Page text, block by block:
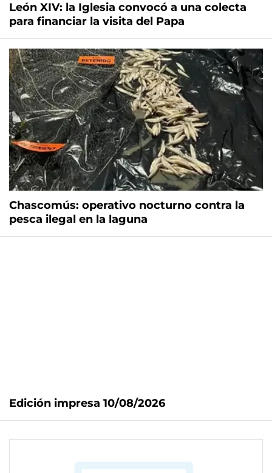
León XIV: la Iglesia convocó a una colecta
para financiar la visita del Papa
Chascomús: operativo nocturno contra la
pesca ilegal en la laguna
Edición impresa 10/08/2026